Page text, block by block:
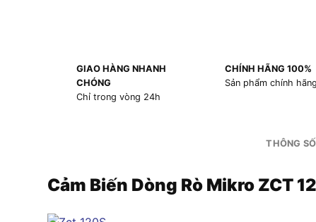
GIAO HÀNG NHANH
CHÓNG
Chỉ trong vòng 24h
CHÍNH HÃNG 100%
Sản phẩm chính hãng
THÔNG
Cảm Biến Dòng Rò Mikro ZCT